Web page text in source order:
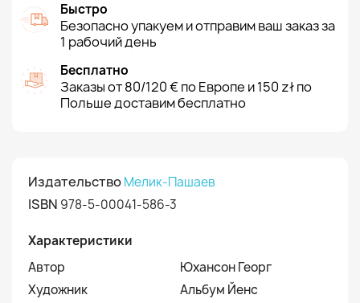
Быстро
Безопасно упакуем и отправим ваш заказ за
1 рабочий день
Бесплатно
Заказы от 80/120 € по Европе и 150 zł по
Польше доставим бесплатно
ИздательствоМелик-Пашаев
ISBN 978-5-00041-586-3
Характеристики
Автор
Юхансон Георг
Художник
Альбум Йенс